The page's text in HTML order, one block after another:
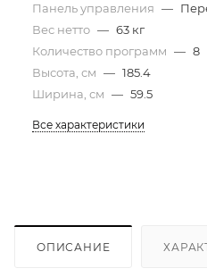
Панель управления —
Вес нетто — 63 кг
Количество программ — 8
Высота, см — 185.4
Ширина, см — 59.5
Все характеристики
ОПИСАНИЕ